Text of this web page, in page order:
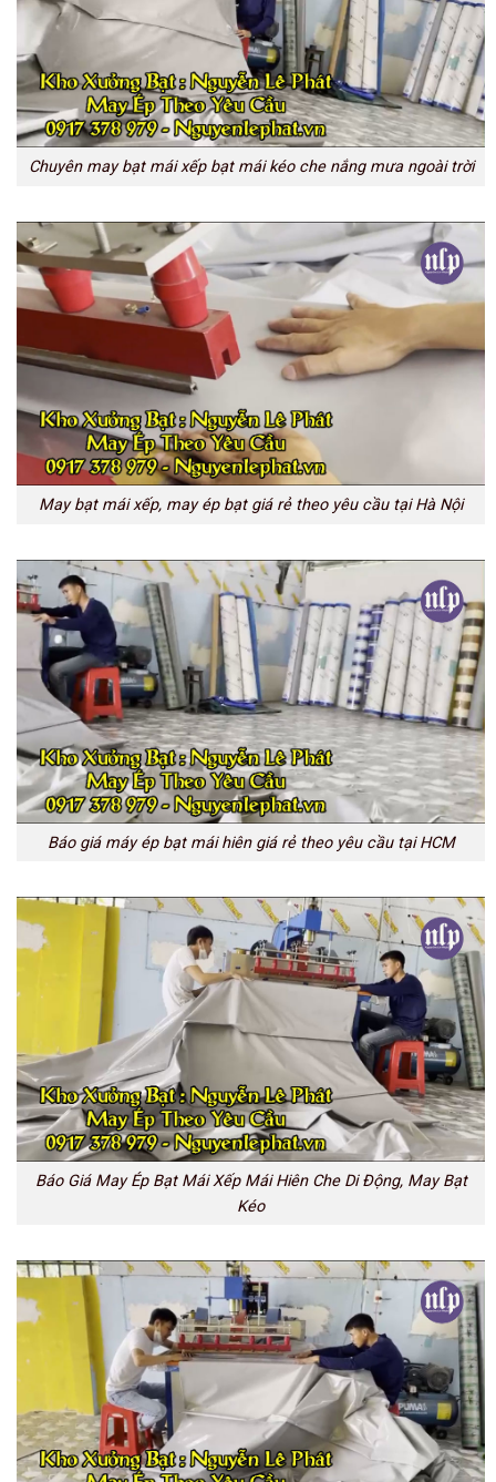
Chuyên may bạt mái xếp bạt mái kéo che nắng mưa ngoài trời
May bạt mái xếp, may ép bạt giá rẻ theo yêu cầu tại Hà Nội
Báo giá máy ép bạt mái hiên giá rẻ theo yêu cầu tại HCM
Báo Giá May Ép Bạt Mái Xếp Mái Hiên Che Di Động, May Bạt
Kéo